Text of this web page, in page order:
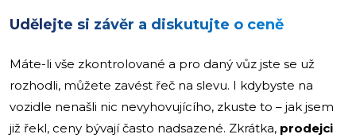
Udělejte si závěr a diskutujte o ceně
Máte-li vše zkontrolované a pro daný vůz jste se už
rozhodli, můžete zavést řeč na slevu. I kdybyste na
vozidle nenašli nic nevyhovujícího, zkuste to – jak jsem
již řekl, ceny bývají často nadsazené. Zkrátka, prodejci